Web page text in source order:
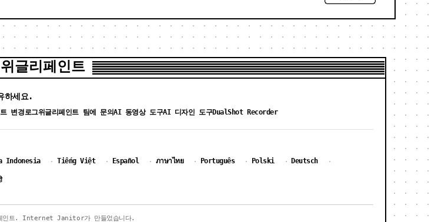
위글리페인트
하세요.
변경로그위글리페인트 팀에 문의AI 동영상 도구AI 디자인 도구DualShot Recorder
Indonesia · Tiếng Việt · Español · ภาษาไทย · Português · Polski · Deutsch ·
인트. Internet Janitor가 만들었습니다.